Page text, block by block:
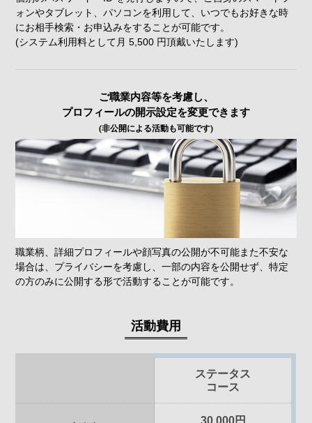
ォンやタブレット、パソコンを利用して、いつでもお好きな時
にお相手検索・お申込みをすることが可能です。
(システム利用料として月 5,500 円頂戴いたします)
ご職業内容等を考慮し、
プロフィールの開示設定を変更できます
(非公開による活動も可能です)
職業柄、詳細プロフィールや顔写真の公開が不可能また不安な
場合は、プライバシーを考慮し、一部の内容を公開せず、特定
の方のみに公開する形で活動することが可能です。
活動費用
ステータス
コース
30,000円